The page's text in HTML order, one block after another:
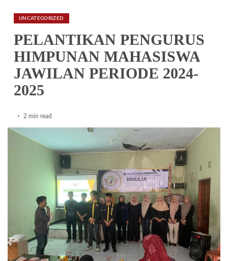
UNCATEGORIZED
PELANTIKAN PENGURUS
HIMPUNAN MAHASISWA
JAWILAN PERIODE 2024-
2025
2 min read